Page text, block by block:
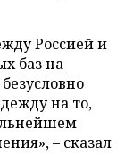
Россией и
баз на
на то,
– сказал